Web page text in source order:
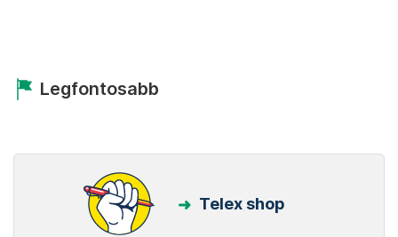
Legfontosabb
Telex shop